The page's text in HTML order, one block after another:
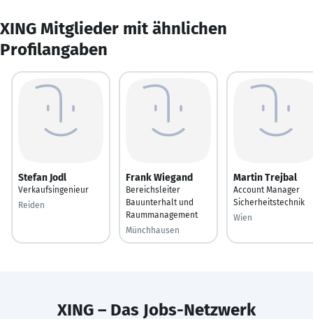
XING Mitglieder mit ähnlichen
Profilangaben
Stefan Jodl
Verkaufsingenieur
Reiden
Frank Wiegand
Bereichsleiter
Bauunterhalt und
Raummanagement
Münchhausen
Martin Trejbal
Account Manager
Sicherheitstechnik
Wien
XING – Das Jobs-Netzwerk